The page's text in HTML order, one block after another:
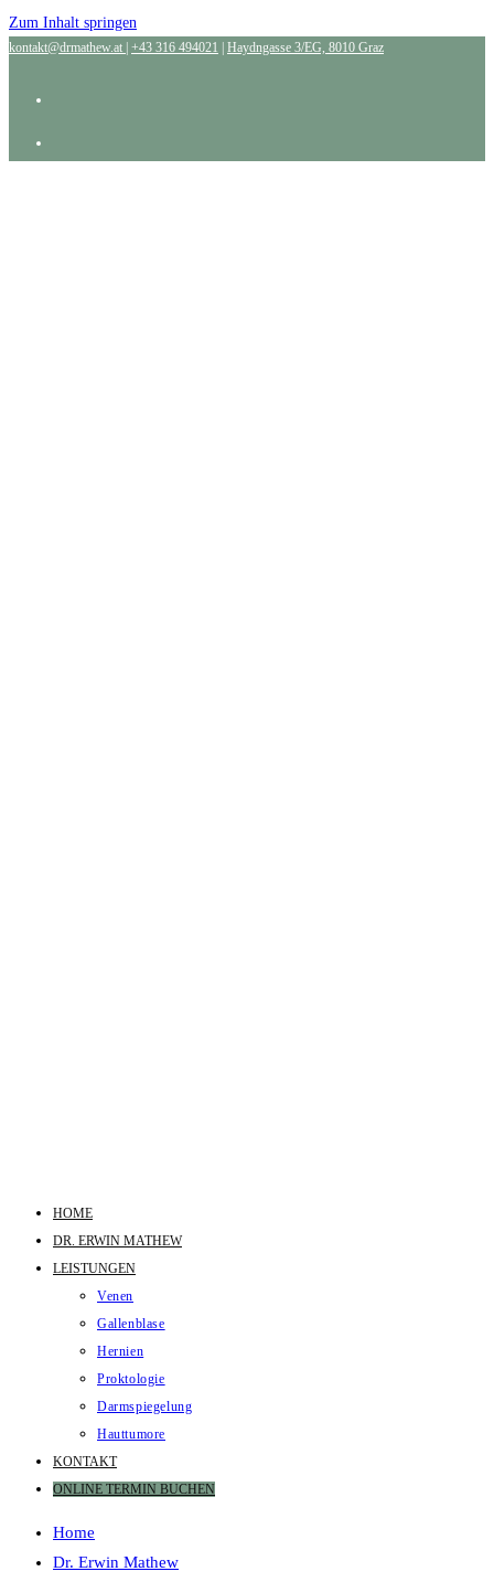
Zum Inhalt springen
kontakt@drmathew.at +43 316 494021 Haydngasse 3/EG, 8010 Graz
HOME
DR. ERWIN MATHEW
LEISTUNGEN
Venen
Gallenblase
Hernien
Proktologie
Darmspiegelung
Hauttumore
KONTAKT
ONLINE TERMIN BUCHEN
Home
Dr. Erwin Mathew